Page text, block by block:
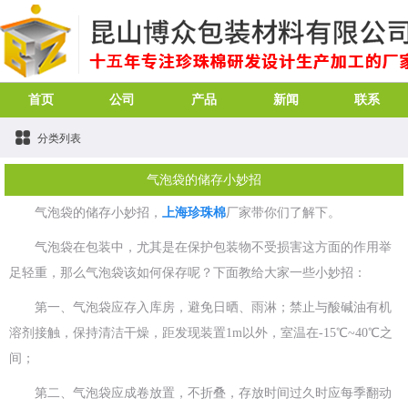
首页 公司 产品 新闻 联系
分类列表
气泡袋的储存小妙招
气泡袋的储存小妙招， 上海珍珠棉厂家带你们了解下。
气泡袋在包装中，尤其是在保护包装物不受损害这方面的作用举
足轻重，那么气泡袋该如何保存呢？下面教给大家一些小妙招：
第一、气泡袋应存入库房，避免日晒、雨淋；禁止与酸碱油有机
溶剂接触，保持清洁干燥，距发现装置1m以外，室温在-15℃~40℃之
间；
第二、气泡袋应成卷放置，不折叠，存放时间过久时应每季翻动